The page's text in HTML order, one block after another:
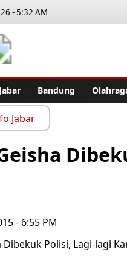
- 5:32 AM
Bandung
Jabar
- 6:55 PM